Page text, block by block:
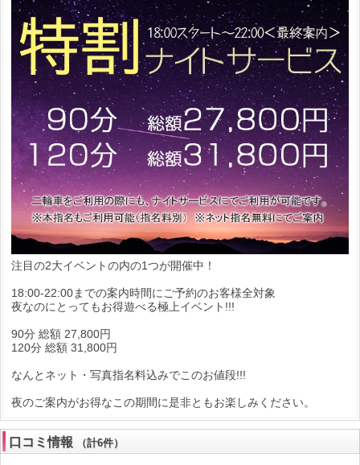
注目の2大イベントの内の1つが開催中！
18:00-22:00までの案内時間にご予約のお客様全対象
夜なのにとってもお得遊べる極上イベント!!!
90分 総額 27,800円
120分 総額 31,800円
なんとネット・写真指名料込みでこのお値段!!!
夜のご案内がお得なこの期間に是非ともお楽しみください。
口コミ情報 （計6件）